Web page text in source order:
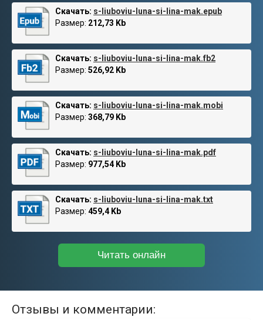
Скачать: s-liuboviu-luna-si-lina-mak.epub
Размер: 212,73 Kb
Скачать: s-liuboviu-luna-si-lina-mak.fb2
Размер: 526,92 Kb
Скачать: s-liuboviu-luna-si-lina-mak.mobi
Размер: 368,79 Kb
Скачать: s-liuboviu-luna-si-lina-mak.pdf
Размер: 977,54 Kb
Скачать: s-liuboviu-luna-si-lina-mak.txt
Размер: 459,4 Kb
Читать онлайн
Отзывы и комментарии: